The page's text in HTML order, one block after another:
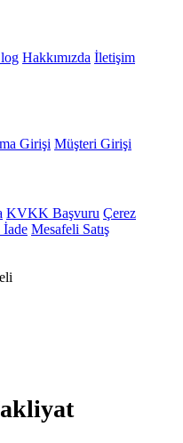
Hakkımızda İletişim
Girişi Müşteri Girişi
KVKK Başvuru Çerez
İade Mesafeli Satış